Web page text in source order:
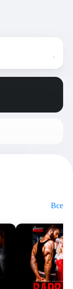
Все